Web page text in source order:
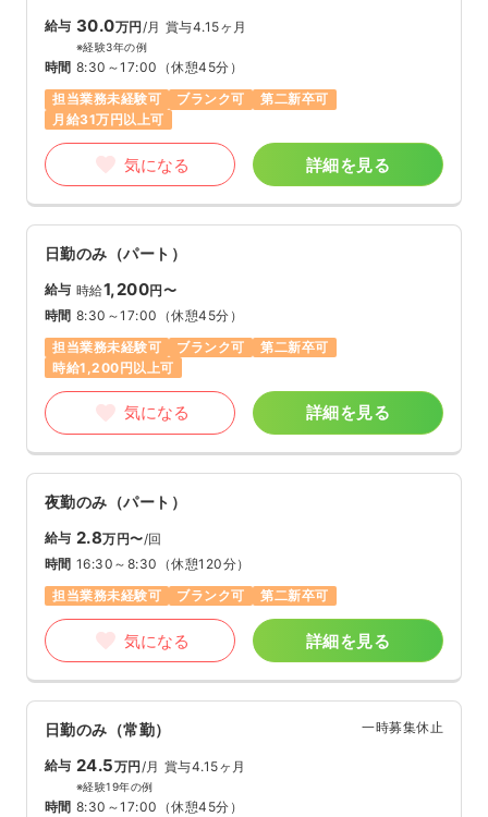
給与 30.0万円/月 賞与4.15ヶ月
※経験3年の例
時間 8:30～17:00 （休憩45分）
担当業務未経験可
ブランク可
第二新卒可
月給31万円以上可
気になる 詳細を見る
日勤のみ（パート）
給与 時給1,200円〜
時間 8:30～17:00 （休憩45分）
担当業務未経験可
ブランク可
第二新卒可
時給1,200円以上可
気になる 詳細を見る
夜勤のみ（パート）
給与 2.8万円〜/回
時間 16:30～8:30 （休憩120分）
担当業務未経験可
ブランク可 第二新卒可
気になる 詳細を見る
日勤のみ（常勤） 一時募集休止
給与 24.5万円/月 賞与4.15ヶ月
※経験19年の例
時間 8:30～17:00 （休憩45分）